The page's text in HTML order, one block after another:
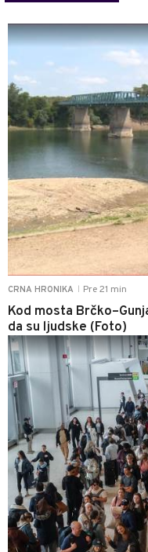
CRNA HRONIKA Pre 21 min
Kod mosta
da su ljudske (Foto)